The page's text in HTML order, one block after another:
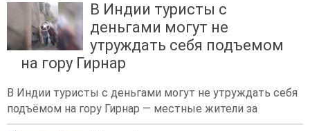
В Индии туристы с
деньгами могут не
утруждать себя подъемом
на гору Гирнар
В Индии туристы с деньгами могут не утруждать себя
подъёмом на гору Гирнар — местные жители за